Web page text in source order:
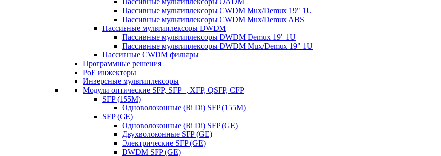
Пассивные мультиплексоры OADM
Пассивные мультиплексоры CWDM Mux/Demux 19" 1U
Пассивные мультиплексоры CWDM Mux/Demux ABS
Пассивные мультиплексоры DWDM
Пассивные мультиплексоры DWDM Demux 19" 1U
Пассивные мультиплексоры DWDM Mux/Demux 19" 1U
Пассивные CWDM фильтры
Программные решения
PoE инжекторы
Инверсные мультиплексоры
Модули оптические SFP, SFP+, XFP, QSFP, CFP
SFP (155M)
Одноволоконные (Bi Di) SFP (155M)
SFP (GE)
Одноволоконные (Bi Di) SFP (GE)
Двухволоконные SFP (GE)
Электрические SFP (GE)
DWDM SFP (GE)